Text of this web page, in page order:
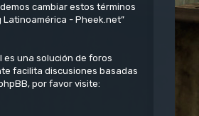
cambiar estos términos
- Pheek.net”
es una solución de foros
facilita discusiones basadas
por favor visite: